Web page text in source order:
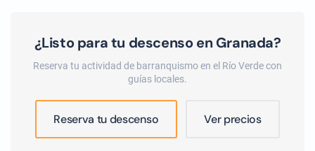
¿Listo para tu descenso en Granada?
Reserva tu actividad de barranquismo en el Río Verde con
guías locales.
Reserva tu descenso Ver precios